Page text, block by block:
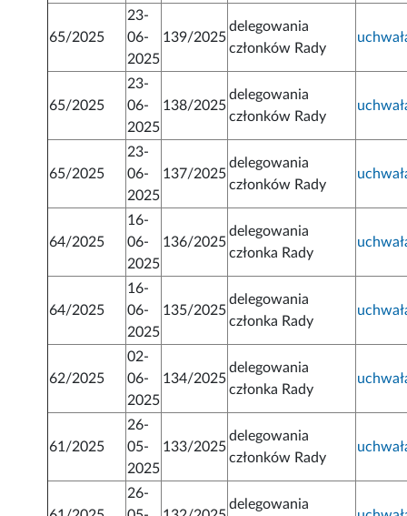
65/2025
23-
06-
2025
139/2025
delegowania
członków Rady
65/2025
23-
06-
2025
138/2025
delegowania
członków Rady
65/2025
23-
06-
2025
137/2025
delegowania
członków Rady
64/2025
16-
06-
2025
136/2025
delegowania
członka Rady
64/2025
16-
06-
2025
135/2025
delegowania
członka Rady
62/2025
02-
06-
2025
134/2025
delegowania
członka Rady
61/2025
26-
05-
2025
133/2025
delegowania
członków Rady
26-
delegowania